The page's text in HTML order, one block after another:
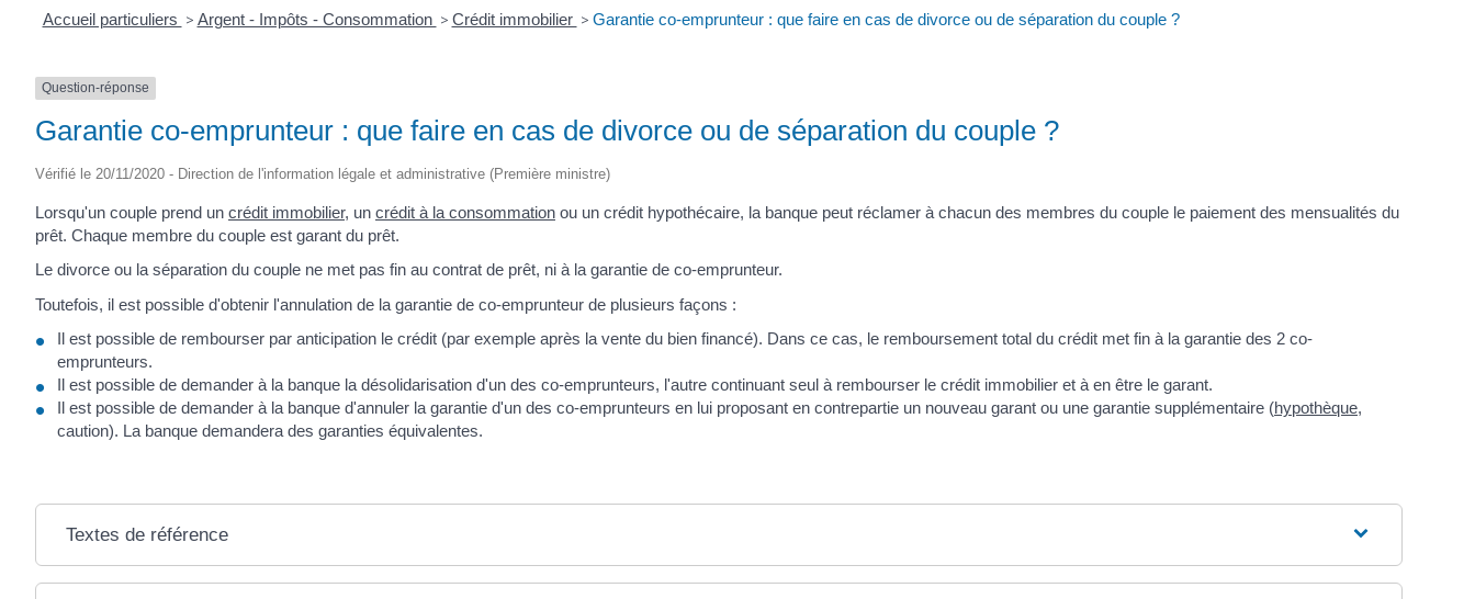
Accueil particuliers > Argent - Impôts - Consommation > Crédit immobilier > Garantie co-emprunteur : que faire en cas de divorce ou de séparation du couple ?
Question-réponse
Garantie co-emprunteur : que faire en cas de divorce ou de séparation du couple ?
Vérifié le 20/11/2020 - Direction de l'information légale et administrative (Première ministre)
Lorsqu'un couple prend un crédit immobilier, un crédit à la consommation ou un crédit hypothécaire, la banque peut réclamer à chacun des membres du couple le paiement des mensualités du
prêt. Chaque membre du couple est garant du prêt.
Le divorce ou la séparation du couple ne met pas fin au contrat de prêt, ni à la garantie de co-emprunteur.
Toutefois, il est possible d'obtenir l'annulation de la garantie de co-emprunteur de plusieurs façons :
Il est possible de rembourser par anticipation le crédit (par exemple après la vente du bien financé). Dans ce cas, le remboursement total du crédit met fin à la garantie des 2 co-
emprunteurs.
Il est possible de demander à la banque la désolidarisation d'un des co-emprunteurs, l'autre continuant seul à rembourser le crédit immobilier et à en être le garant.
Il est possible de demander à la banque d'annuler la garantie d'un des co-emprunteurs en lui proposant en contrepartie un nouveau garant ou une garantie supplémentaire (hypothèque,
caution). La banque demandera des garanties équivalentes.
Textes de référence